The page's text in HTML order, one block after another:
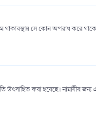
থাকাবস্থায় সে কোন অপরাধ করে
করা হয়েছে। নামাযীর জন্য